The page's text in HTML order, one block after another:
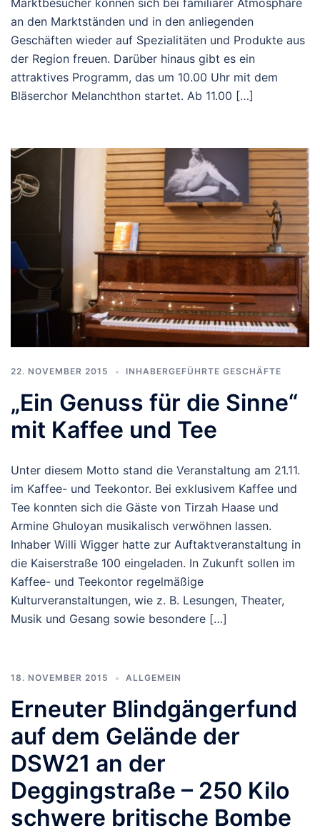
an den Marktständen und in den anliegenden
Geschäften wieder auf Spezialitäten und Produkte aus
der Region freuen. Darüber hinaus gibt es ein
attraktives Programm, das um 10.00 Uhr mit dem
Bläserchor Melanchthon startet. Ab 11.00 […]
22. NOVEMBER 2015 INHABERGEFÜHRTE GESCHÄFTE
„Ein Genuss für die Sinne“
mit Kaffee und Tee
Unter diesem Motto stand die Veranstaltung am 21.11.
im Kaffee- und Teekontor. Bei exklusivem Kaffee und
Tee konnten sich die Gäste von Tirzah Haase und
Armine Ghuloyan musikalisch verwöhnen lassen.
Inhaber Willi Wigger hatte zur Auftaktveranstaltung in
die Kaiserstraße 100 eingeladen. In Zukunft sollen im
Kaffee- und Teekontor regelmäßige
Kulturveranstaltungen, wie z. B. Lesungen, Theater,
Musik und Gesang sowie besondere […]
18. NOVEMBER 2015 ALLGEMEIN
Erneuter Blindgängerfund
auf dem Gelände der
DSW21 an der
Deggingstraße – 250 Kilo
schwere britische Bombe